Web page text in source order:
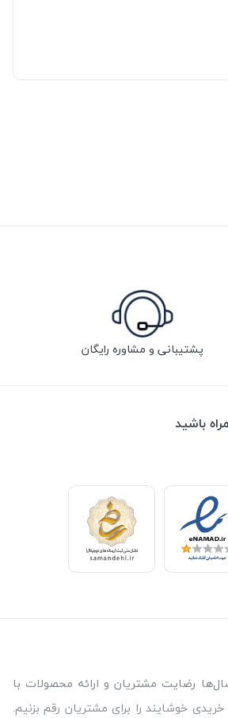
پشتیبانی و مشاوره رایگان
باشید
از سال 99 فعالیت خود را آغاز کرده و در تمام این سال‌ها رضایت مشتریان و ارائه محصولات با
خوشایند را برای مشتریان رقم بزنیم.